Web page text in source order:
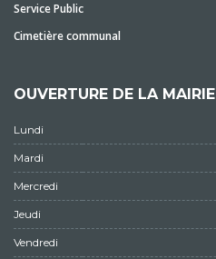
Service Public
Cimetière communal
OUVERTURE DE LA MAIRIE
Lundi
Mardi
Mercredi
Jeudi
Vendredi